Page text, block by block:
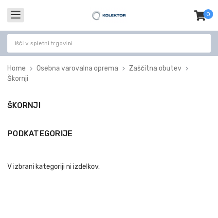
0
-
Home Osebna varovalna oprema
Zaščitna obutev
Škornji
ŠKORNJI
PODKATEGORIJE
V izbrani kategoriji ni izdelkov.